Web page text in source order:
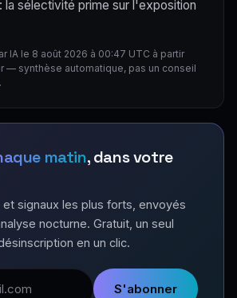
la sélectivité prime sur l'exposition
IA le 8 août 2026 à 00:47 UTC à partir
— synthèse automatique, pas un conseil
matin, dans votre
signaux les plus forts, envoyés
nocturne. Gratuit, un seul
en un clic.
S'abonner